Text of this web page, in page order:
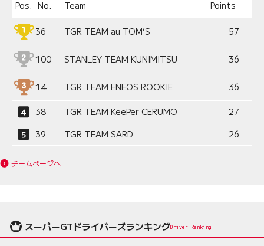
Pos. No. Team Points
36 TGR TEAM au TOM’S 57
100 STANLEY TEAM KUNIMITSU 36
14 TGR TEAM ENEOS ROOKIE 36
38 TGR TEAM KeePer CERUMO
27
39
TGR TEAM SARD 26
チームページへ
スーパーGTドライバーズランキングDriver Ranking